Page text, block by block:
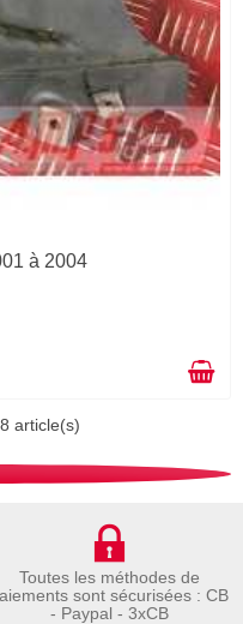
à 2004
article(s)
Toutes les méthodes de
sont sécurisées : CB
- Paypal - 3xCB